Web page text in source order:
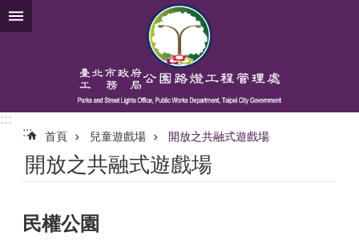
跳到主要內容區塊
:::
:::
首頁 兒童遊戲場 開放之共融式遊戲場
開放之共融式遊戲場
民權公園